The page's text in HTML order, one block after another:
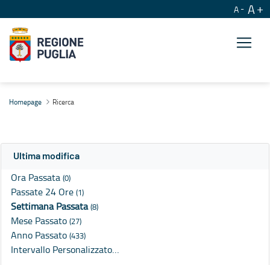
A A
Homepage Ricerca
Ultima modifica
Ora Passata (0)
Passate 24 Ore (1)
Settimana Passata(8)
Mese Passato (27)
Anno Passato (433)
Intervallo Personalizzato…